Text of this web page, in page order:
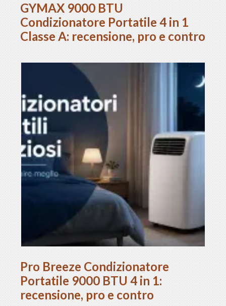
GYMAX 9000 BTU
Condizionatore Portatile 4 in 1
Classe A: recensione, pro e contro
Pro Breeze Condizionatore
Portatile 9000 BTU 4 in 1:
recensione, pro e contro